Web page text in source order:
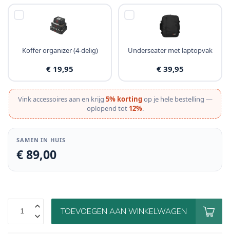
Koffer organizer (4-delig)
€ 19,95
Underseater met laptopvak
€ 39,95
Vink accessoires aan en krijg 5% kortingop je hele bestelling —
oplopend tot 12%.
SAMEN IN HUIS
€ 89,00
TOEVOEGEN AAN WINKELWAGEN